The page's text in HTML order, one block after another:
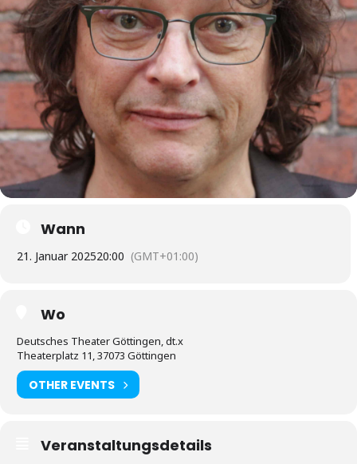
Wann
21. Januar 202520:00 (GMT+01:00)
Wo
Deutsches Theater Göttingen, dt.x
Theaterplatz 11, 37073 Göttingen
OTHER EVENTS
Veranstaltungsdetails